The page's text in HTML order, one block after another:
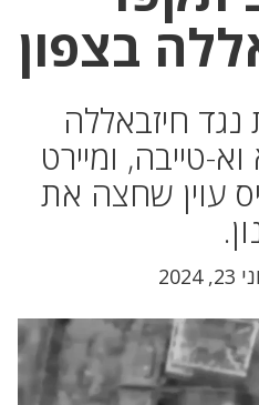
בצפון
חיזבאללה
טייבה, ומיירט
עוין שחצה את